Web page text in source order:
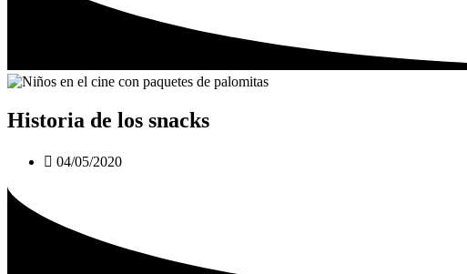
Historia de los snacks
04/05/2020